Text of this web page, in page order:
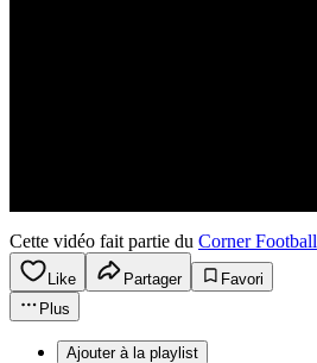
Cette vidéo fait partie du Corner Football
Like Partager
Favori
Plus
Ajouter à la playlist